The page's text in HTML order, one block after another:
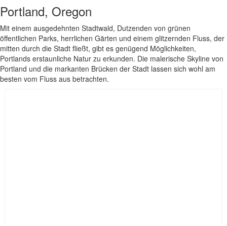
Portland, Oregon
Mit einem ausgedehnten Stadtwald, Dutzenden von grünen
öffentlichen Parks, herrlichen Gärten und einem glitzernden Fluss, der
mitten durch die Stadt fließt, gibt es genügend Möglichkeiten,
Portlands erstaunliche Natur zu erkunden. Die malerische Skyline von
Portland und die markanten Brücken der Stadt lassen sich wohl am
besten vom Fluss aus betrachten.